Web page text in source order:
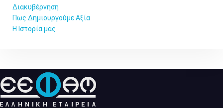
Διακυβέρνηση
Πως Δημιουργούμε Αξία
Η Ιστορία μας